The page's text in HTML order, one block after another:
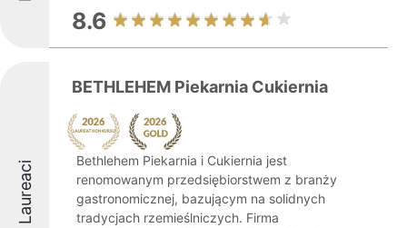
8.6
Laureaci
BETHLEHEM Piekarnia Cukiernia
Bethlehem Piekarnia i Cukiernia jest
renomowanym przedsiębiorstwem z branży
gastronomicznej, bazującym na solidnych
tradycjach rzemieślniczych. Firma